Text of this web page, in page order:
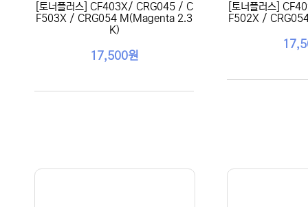
[토너플러스] CF403X/ CRG045 / C
F503X / CRG054 M(Magenta 2.3
K)
17,500원
[토너플러스]
F502X /